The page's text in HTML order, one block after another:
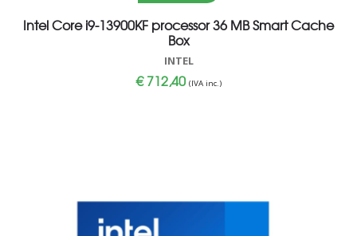
Intel Core i9-13900KF processor 36 MB Smart Cache
Box
INTEL
€712,40 (IVA inc.)